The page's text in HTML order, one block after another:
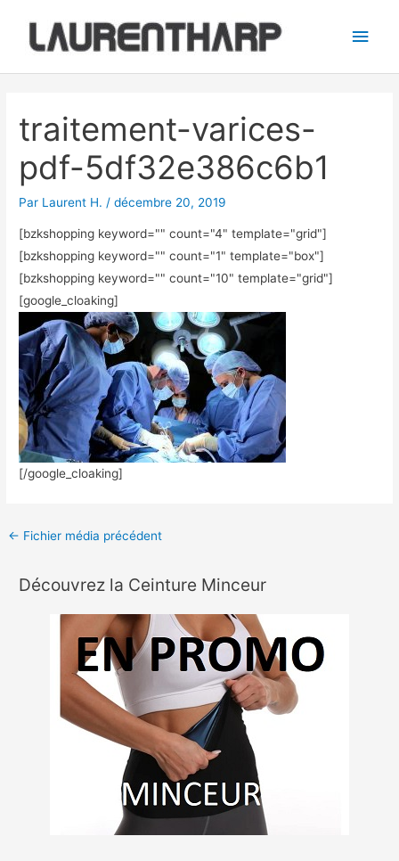
contenu
traitement-varices-
pdf-5df32e386c6b1
Par Laurent H. /décembre 20, 2019
[bzkshopping keyword="" count="4" template="grid"]
[bzkshopping keyword="" count="1" template="box"]
[bzkshopping keyword="" count="10" template="grid"]
[google_cloaking]
[/google_cloaking]
articles
← Fichier média précédent
Découvrez la Ceinture Minceur